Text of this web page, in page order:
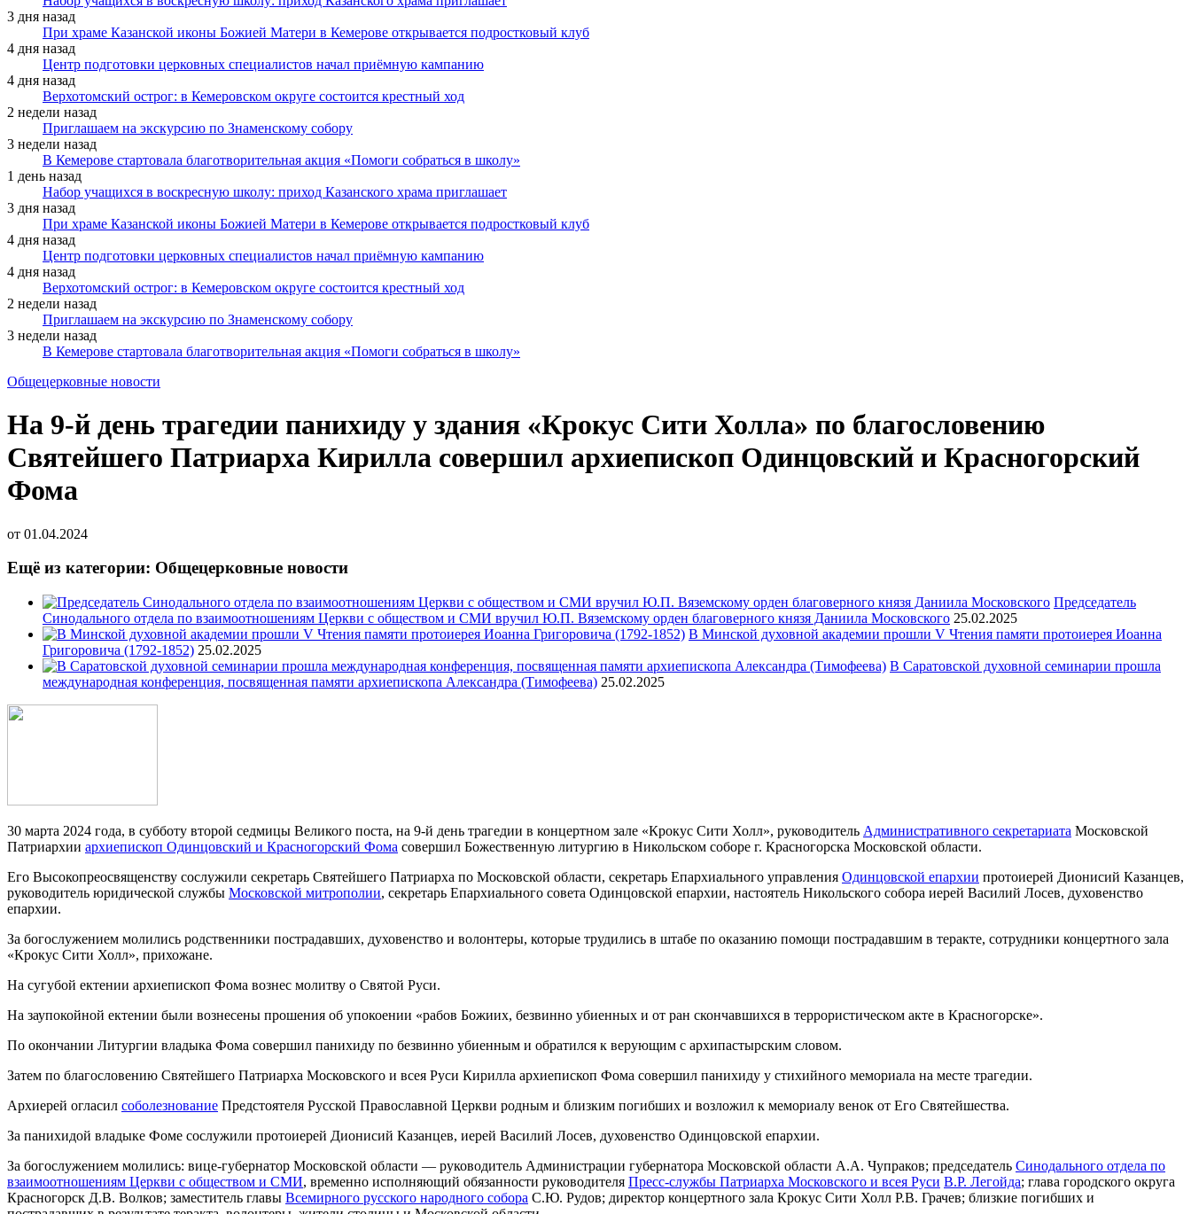
3 дня назад
При храме Казанской иконы Божией Матери в Кемерове открывается подростковый клуб
4 дня назад
Центр подготовки церковных специалистов начал приёмную кампанию
4 дня назад
Верхотомский острог: в Кемеровском округе состоится крестный ход
2 недели назад
Приглашаем на экскурсию по Знаменскому собору
3 недели назад
В Кемерове стартовала благотворительная акция «Помоги собраться в школу»
1 день назад
Набор учащихся в воскресную школу: приход Казанского храма приглашает
3 дня назад
При храме Казанской иконы Божией Матери в Кемерове открывается подростковый клуб
4 дня назад
Центр подготовки церковных специалистов начал приёмную кампанию
4 дня назад
Верхотомский острог: в Кемеровском округе состоится крестный ход
2 недели назад
Приглашаем на экскурсию по Знаменскому собору
3 недели назад
В Кемерове стартовала благотворительная акция «Помоги собраться в школу»
Общецерковные новости
На 9-й день трагедии панихиду у здания «Крокус Сити Холла» по благословению
Святейшего Патриарха Кирилла совершил архиепископ Одинцовский и Красногорский
Фома
от 01.04.2024
Ещё из категории: Общецерковные новости
Председатель
Синодального отдела по взаимоотношениям Церкви с обществом и СМИ вручил Ю.П. Вяземскому орден благоверного князя Даниила Московского 25.02.2025
В Минской духовной академии прошли V Чтения памяти протоиерея Иоанна
Григоровича (1792-1852) 25.02.2025
В Саратовской духовной семинарии прошла
международная конференция, посвященная памяти архиепископа Александра (Тимофеева) 25.02.2025
30 марта 2024 года, в субботу второй седмицы Великого поста, на 9-й день трагедии в концертном зале «Крокус Сити Холл», руководитель Административного секретариата Московской
Патриархии архиепископ Одинцовский и Красногорский Фома совершил Божественную литургию в Никольском соборе г. Красногорска Московской области.
Его Высокопреосвященству сослужили секретарь Святейшего Патриарха по Московской области, секретарь Епархиального управления Одинцовской епархии протоиерей Дионисий Казанцев,
руководитель юридической службы Московской митрополии, секретарь Епархиального совета Одинцовской епархии, настоятель Никольского собора иерей Василий Лосев, духовенство
епархии.
За богослужением молились родственники пострадавших, духовенство и волонтеры, которые трудились в штабе по оказанию помощи пострадавшим в теракте, сотрудники концертного зала
«Крокус Сити Холл», прихожане.
На сугубой ектении архиепископ Фома вознес молитву о Святой Руси.
На заупокойной ектении были вознесены прошения об упокоении «рабов Божиих, безвинно убиенных и от ран скончавшихся в террористическом акте в Красногорске».
По окончании Литургии владыка Фома совершил панихиду по безвинно убиенным и обратился к верующим с архипастырским словом.
Затем по благословению Святейшего Патриарха Московского и всея Руси Кирилла архиепископ Фома совершил панихиду у стихийного мемориала на месте трагедии.
Архиерей огласил соболезнование Предстоятеля Русской Православной Церкви родным и близким погибших и возложил к мемориалу венок от Его Святейшества.
За панихидой владыке Фоме сослужили протоиерей Дионисий Казанцев, иерей Василий Лосев, духовенство Одинцовской епархии.
За богослужением молились: вице-губернатор Московской области — руководитель Администрации губернатора Московской области А.А. Чупраков; председатель Синодального отдела по
взаимоотношениям Церкви с обществом и СМИ, временно исполняющий обязанности руководителя Пресс-службы Патриарха Московского и всея Руси В.Р. Легойда; глава городского округа
Красногорск Д.В. Волков; заместитель главы Всемирного русского народного собора С.Ю. Рудов; директор концертного зала Крокус Сити Холл Р.В. Грачев; близкие погибших и